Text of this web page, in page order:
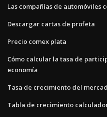
Las compañías de automóviles
Descargar cartas de profeta
Precio comex plata
Cómo calcular la tasa de
economía
Tasa de crecimiento del
Tabla de crecimiento